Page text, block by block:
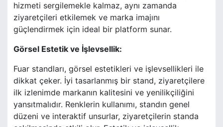
hizmeti sergilemekle kalmaz, aynı zamanda
ziyaretçileri etkilemek ve marka imajını
güçlendirmek için ideal bir platform sunar.
Görsel Estetik ve İşlevsellik:
Fuar standları, görsel estetikleri ve işlevsellikleri ile
dikkat çeker. İyi tasarlanmış bir stand, ziyaretçilere
ilk izlenimde markanın kalitesini ve yenilikçiliğini
yansıtmalıdır. Renklerin kullanımı, standın genel
düzeni ve interaktif unsurlar, ziyaretçilerin standa